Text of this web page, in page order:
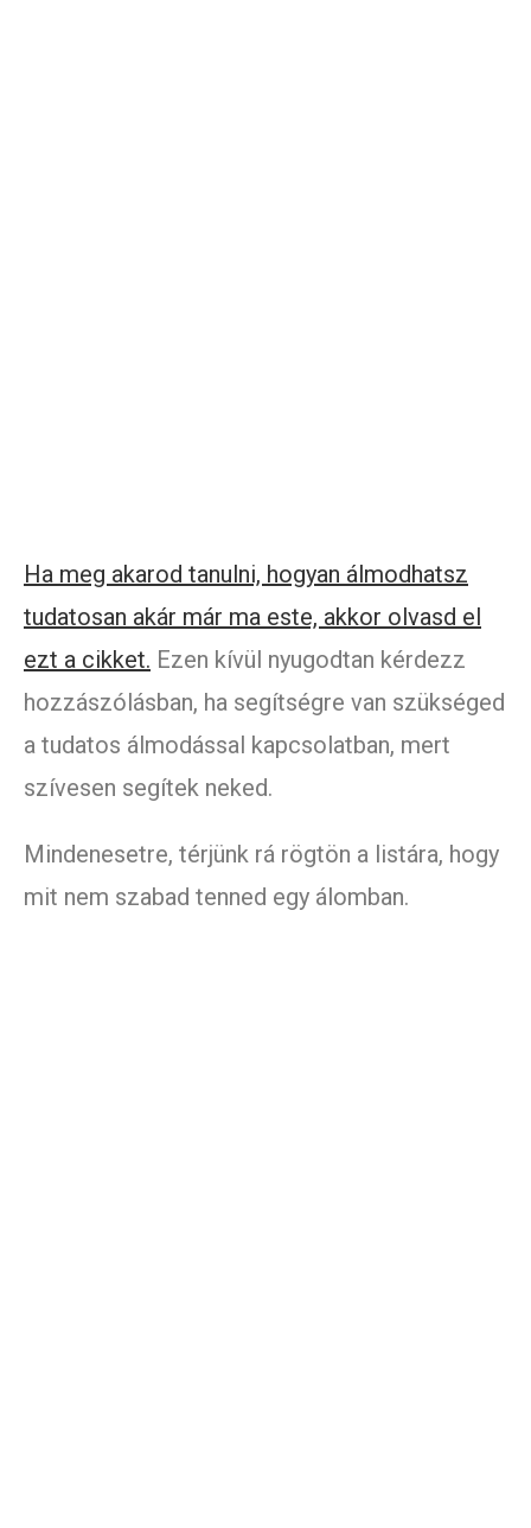
Ha meg akarod tanulni, hogyan álmodhatsz
tudatosan akár már ma este, akkor olvasd el
ezt a cikket. Ezen kívül nyugodtan kérdezz
hozzászólásban, ha segítségre van szükséged
a tudatos álmodással kapcsolatban, mert
szívesen segítek neked.
Mindenesetre, térjünk rá rögtön a listára, hogy
mit nem szabad tenned egy álomban.